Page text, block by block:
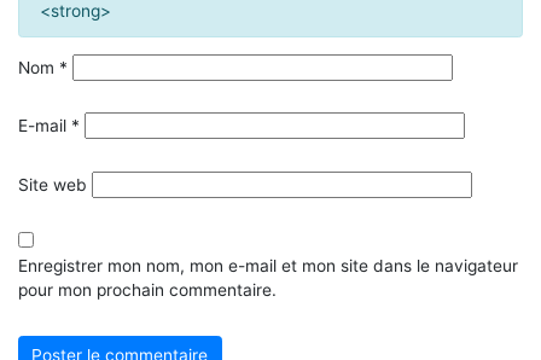
<strong>
Nom *
E-mail *
Site web
Enregistrer mon nom, mon e-mail et mon site dans le navigateur
pour mon prochain commentaire.